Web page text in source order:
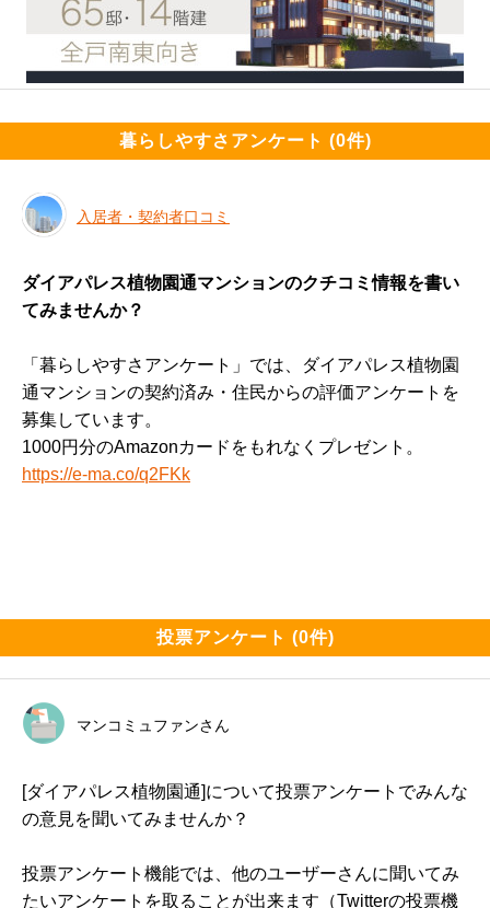
暮らしやすさアンケート (0件)
入居者・契約者口コミ
ダイアパレス植物園通マンションのクチコミ情報を書い
てみませんか？
「暮らしやすさアンケート」では、ダイアパレス植物園
通マンションの契約済み・住民からの評価アンケートを
募集しています。
1000円分のAmazonカードをもれなくプレゼント。
https://e-ma.co/q2FKk
投票アンケート (0件)
マンコミュファンさん
[ダイアパレス植物園通]について投票アンケートでみんな
の意見を聞いてみませんか？
投票アンケート機能では、他のユーザーさんに聞いてみ
たいアンケートを取ることが出来ます（Twitterの投票機